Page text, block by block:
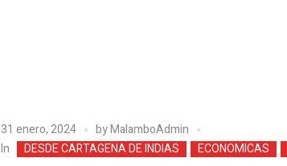
31 enero, 2024 byMalamboAdmin
In
DESDE CARTAGENA DE INDIAS ECONOMICAS